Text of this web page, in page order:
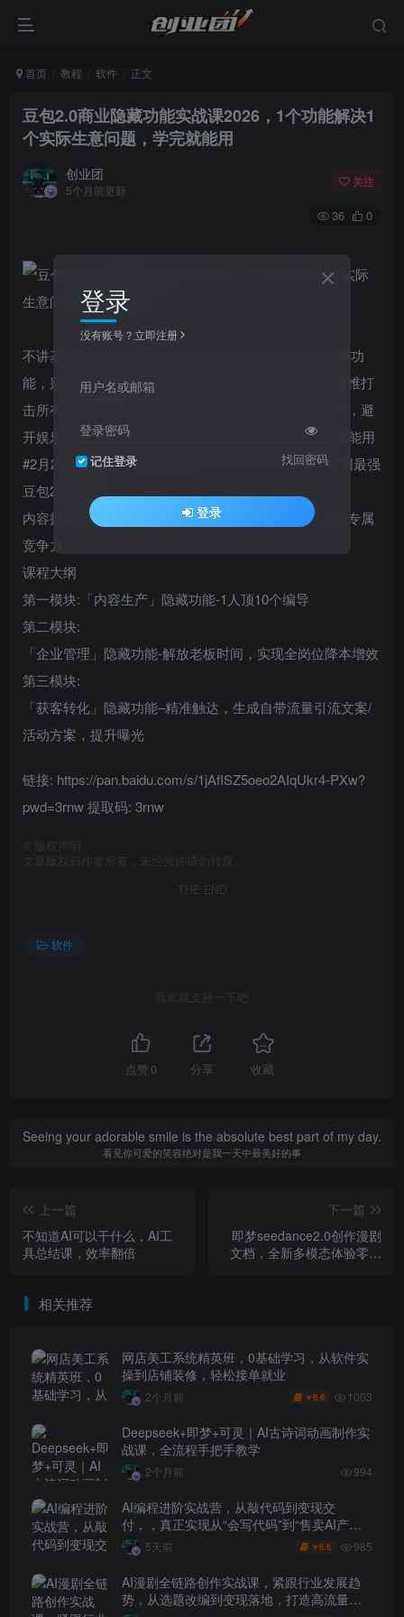
首页 教程 软件 正文
豆包2.0商业隐藏功能实战课2026，1个功能解决1
个实际生意问题，学完就能用
创业团
5个月前更新
关注
36 0
不讲基础操作，只教90%人不知道的豆包2.0商业级隐藏功
能，别人会的你精通别人不懂的你掌握，实现。应用降维打
击所有功能围绕老板「賺米、降本、获客、管理」刚需，避
开娱乐化操作，1个功能解决1个实际生意问题，学完就能用
#2月25更新：4小时直播+全程PDF+各个环节打法+全网最强
豆包2.0提示词
内容批量生产、获客精准高效、管理降本增效打造企业专属
竞争力
课程大纲
第一模块:「内容生产」隐藏功能-1人顶10个编导
第二模块:
「企业管理」隐藏功能-解放老板时间，实现全岗位降本增效
第三模块:
「获客转化」隐藏功能–精准触达，生成自带流量引流文案/
活动方案，提升曝光
链接: https://pan.baidu.com/s/1jAfISZ5oeo2AIqUkr4-PXw?
pwd=3rnw 提取码: 3rnw
版权声明
文章版权归作者所有，未经允许请勿转载。
THE END
软件
喜欢就支持一下吧
点赞 0 分享 收藏
Seeing your adorable smile is the absolute best part of my day.
看见你可爱的笑容绝对是我一天中最美好的事
上一篇
不知道AI可以干什么，AI工
具总结课，效率翻倍
下一篇
即梦seedance2.0创作漫剧
文档，全新多模态体验零基
相关推荐
网店美工系统精英班，0基础学习，从软件实
操到店铺装修，轻松接单就业
2个月前 ￥6.6 1003
Deepseek+即梦+可灵｜AI古诗词动画制作实
战课，全流程手把手教学
2个月前 994
AI编程进阶实战营，从敲代码到变现交
付，，真正实现从“会写代码”到“售卖AI产品
盈利”的跨越
5天前 ￥6.6 985
AI漫剧全链路创作实战课，紧跟行业发展趋
势，从选题改编到变现落地，打造高流量优
登录
没有账号？立即注册
用户名或邮箱
登录密码
记住登录 找回密码
登录